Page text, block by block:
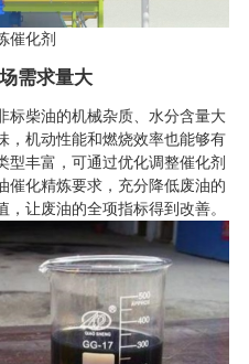
催化剂
需求量大
标柴油的机械杂质、水分含量大
，机动性能和燃烧效率也能够有
型丰富，可通过优化调整催化剂
催化精炼要求，充分降低废油的
让废油的全项指标得到改善。